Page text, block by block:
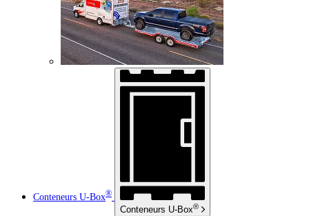
Conteneurs U-Box®
Conteneurs U-Box®